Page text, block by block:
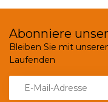
Abonniere
Bleiben Sie mit
Laufenden